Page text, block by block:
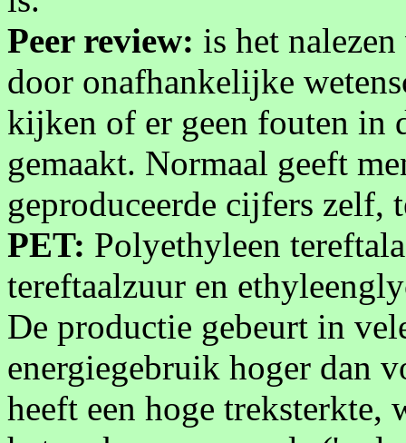
Peer review: is het
door onafhankelijke
kijken of er geen fouten in
gemaakt. Normaal geeft
geproduceerde cijfers
PET: Polyethyleen
tereftaalzuur en
De productie gebeurt in
energiegebruik hoger dan
heeft een hoge